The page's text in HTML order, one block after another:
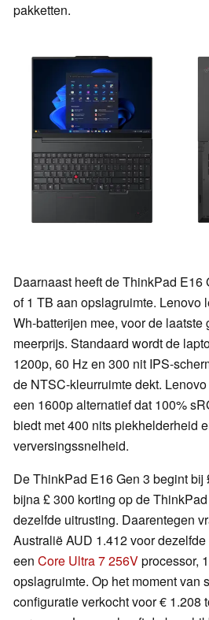
pakketten.
Daarnaast heeft de ThinkPad E16
of 1 TB aan opslagruimte. Lenovo
Wh-batterijen mee, voor de laatste
meerprijs. Standaard wordt de
1200p, 60 Hz en 300 nit IPS-
de NTSC-kleurruimte dekt.
een 1600p alternatief dat 100%
biedt met 400 nits piekhelderheid
verversingssnelheid.
De ThinkPad E16 Gen 3 begint bij
bijna £ 300 korting op de
dezelfde uitrusting. Daarentegen
Australië AUD 1.412 voor
een Core Ultra 7 256Vprocessor,
opslagruimte. Op het moment van
configuratie verkocht voor € 1.208